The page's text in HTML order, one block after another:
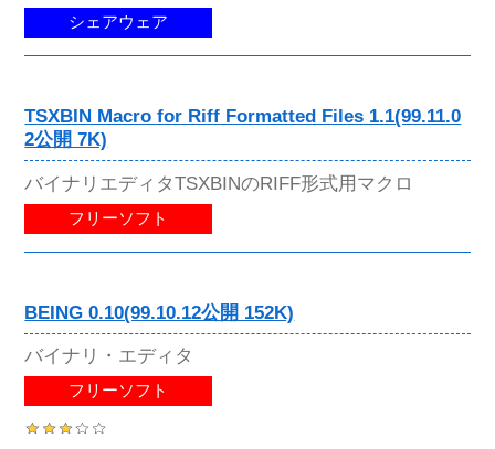
シェアウェア
TSXBIN Macro for Riff Formatted Files 1.1(99.11.0
2公開 7K)
バイナリエディタTSXBINのRIFF形式用マクロ
フリーソフト
BEING 0.10(99.10.12公開 152K)
バイナリ・エディタ
フリーソフト